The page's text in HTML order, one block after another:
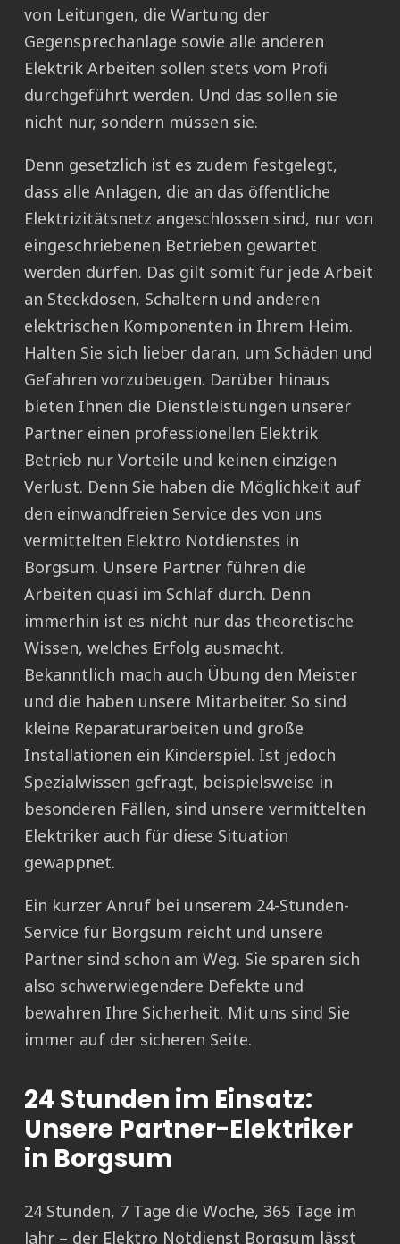
von Leitungen, die Wartung der
Gegensprechanlage sowie alle anderen
Elektrik Arbeiten sollen stets vom Profi
durchgeführt werden. Und das sollen sie
nicht nur, sondern müssen sie.
Denn gesetzlich ist es zudem festgelegt,
dass alle Anlagen, die an das öffentliche
Elektrizitätsnetz angeschlossen sind, nur von
eingeschriebenen Betrieben gewartet
werden dürfen. Das gilt somit für jede Arbeit
an Steckdosen, Schaltern und anderen
elektrischen Komponenten in Ihrem Heim.
Halten Sie sich lieber daran, um Schäden und
Gefahren vorzubeugen. Darüber hinaus
bieten Ihnen die Dienstleistungen unserer
Partner einen professionellen Elektrik
Betrieb nur Vorteile und keinen einzigen
Verlust. Denn Sie haben die Möglichkeit auf
den einwandfreien Service des von uns
vermittelten Elektro Notdienstes in
Borgsum. Unsere Partner führen die
Arbeiten quasi im Schlaf durch. Denn
immerhin ist es nicht nur das theoretische
Wissen, welches Erfolg ausmacht.
Bekanntlich mach auch Übung den Meister
und die haben unsere Mitarbeiter. So sind
kleine Reparaturarbeiten und große
Installationen ein Kinderspiel. Ist jedoch
Spezialwissen gefragt, beispielsweise in
besonderen Fällen, sind unsere vermittelten
Elektriker auch für diese Situation
gewappnet.
Ein kurzer Anruf bei unserem 24-Stunden-
Service für Borgsum reicht und unsere
Partner sind schon am Weg. Sie sparen sich
also schwerwiegendere Defekte und
bewahren Ihre Sicherheit. Mit uns sind Sie
immer auf der sicheren Seite.
24 Stunden im Einsatz:
Unsere Partner-Elektriker
in Borgsum
24 Stunden, 7 Tage die Woche, 365 Tage im
Jahr – der Elektro Notdienst Borgsum lässt